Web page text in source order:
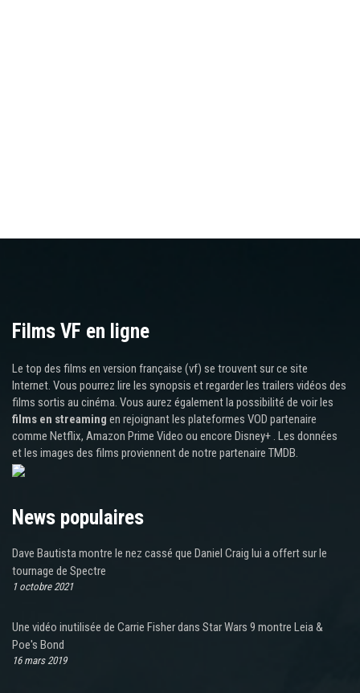
Films VF en ligne
Le top des films en version française (vf) se trouvent sur ce site
Internet. Vous pourrez lire les synopsis et regarder les trailers vidéos des
films sortis au cinéma. Vous aurez également la possibilité de voir les
films en streaming en rejoignant les plateformes VOD partenaire
comme Netflix, Amazon Prime Video ou encore Disney+ . Les données
et les images des films proviennent de notre partenaire TMDB.
News populaires
Dave Bautista montre le nez cassé que Daniel Craig lui a offert sur le
tournage de Spectre
1 octobre 2021
Une vidéo inutilisée de Carrie Fisher dans Star Wars 9 montre Leia &
Poe's Bond
16 mars 2019